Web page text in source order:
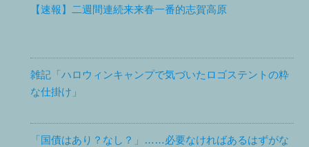
【速報】二週間連続来来春一番的志賀高原
雑記「ハロウィンキャンプで気づいたロゴステントの粋
な仕掛け」
「国債はあり？なし？」……必要なければあるはずがな